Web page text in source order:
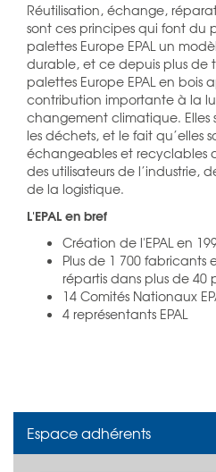
Réutilisation, échange,
sont ces principes qui font du
palettes Europe EPAL un
durable, et ce depuis plus de
palettes Europe EPAL en bois
contribution importante à la
changement climatique. Elles
les déchets, et le fait qu’elles
échangeables et recyclables
des utilisateurs de l’industrie,
de la logistique.
L'EPAL en bref
Création de l'EPAL en
Plus de 1 700 fabricants
répartis dans plus de 40
14 Comités Nationaux
4 représentants EPAL
Espace adhérents